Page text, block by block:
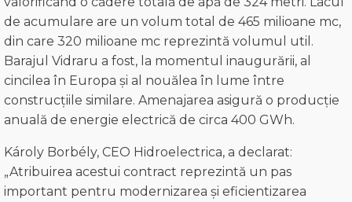
de acumulare are un volum total de 465 milioane mc,
din care 320 milioane mc reprezintă volumul util.
Barajul Vidraru a fost, la momentul inaugurării, al
cincilea în Europa și al nouălea în lume între
construcțiile similare. Amenajarea asigură o producție
anuală de energie electrică de circa 400 GWh.
Károly Borbély, CEO Hidroelectrica, a declarat:
„Atribuirea acestui contract reprezintă un pas
important pentru modernizarea și eficientizarea